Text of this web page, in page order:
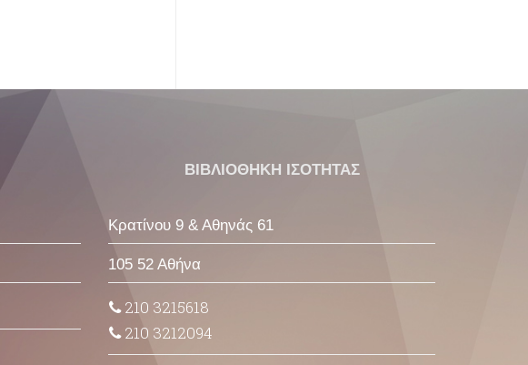
ΒΙΒΛΙΟΘΗΚΗ ΙΣΟΤΗΤΑΣ
Κρατίνου 9 & Αθηνάς 61
105 52 Αθήνα
210 3215618
210 3212094